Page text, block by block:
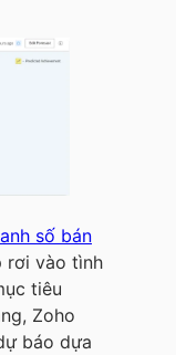
số bán
rơi vào tình
tiêu
Zoho
báo dựa